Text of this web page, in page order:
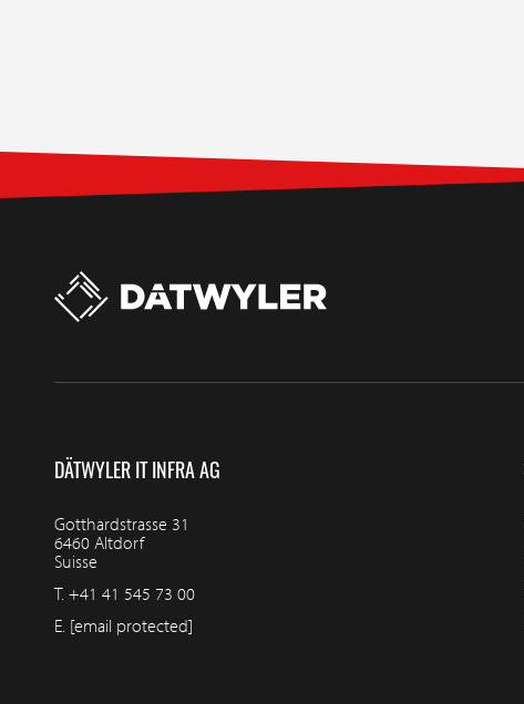
DÄTWYLER IT INFRA AG
Gotthardstrasse 31
6460 Altdorf
Suisse
T. +41 41 545 73 00
E. [email protected]